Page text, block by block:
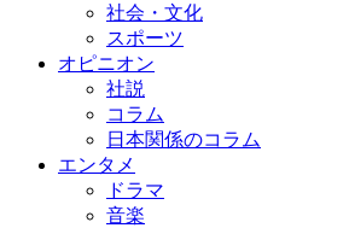
社会・文化
スポーツ
オピニオン
社説
コラム
日本関係のコラム
エンタメ
ドラマ
音楽